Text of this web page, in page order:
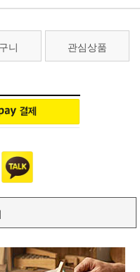
니 관심상품